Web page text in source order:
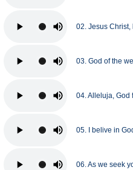
02. Jesus Christ,
03. God of the
04. Alleluja, God
05. I belive in
06. As we seek